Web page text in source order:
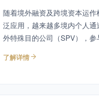
随着境外融资及跨境资本运作
泛应用，越来越多境内个人通
外特殊目的公司（SPV），参
了解详情